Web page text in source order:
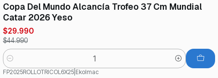
Copa Del Mundo Alcancía Trofeo 37 Cm Mundial
Catar 2026 Yeso
$29.990
$44.990
Cantidad
FP2025ROLLOTRICOL6X25 Ekolmac